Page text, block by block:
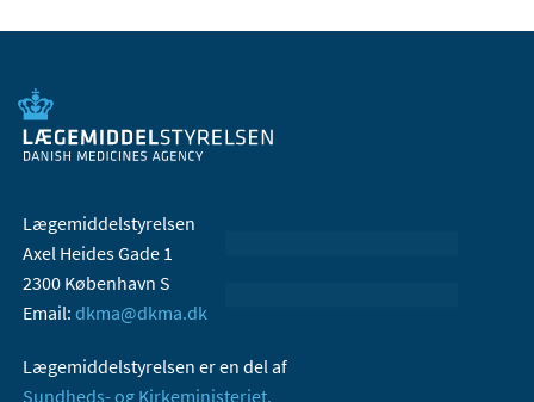
Lægemiddelstyrelsen
Axel Heides Gade 1
2300 København S
Email: dkma@dkma.dk
Lægemiddelstyrelsen er en del af
Sundheds- og Kirkeministeriet.